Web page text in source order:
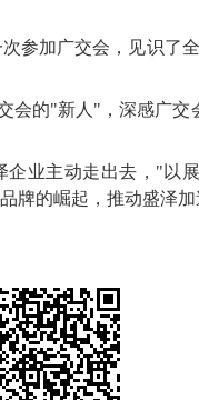
参加广交会，见识了
的"新人"，深感广
业主动走出去，"以
的崛起，推动盛泽加